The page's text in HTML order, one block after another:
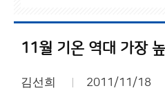
11월 기온 역대 가장
김선희 2011/11/18